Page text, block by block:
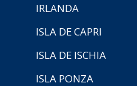
IRLANDA
ISLA DE CAPRI
ISLA DE ISCHIA
ISLA PONZA